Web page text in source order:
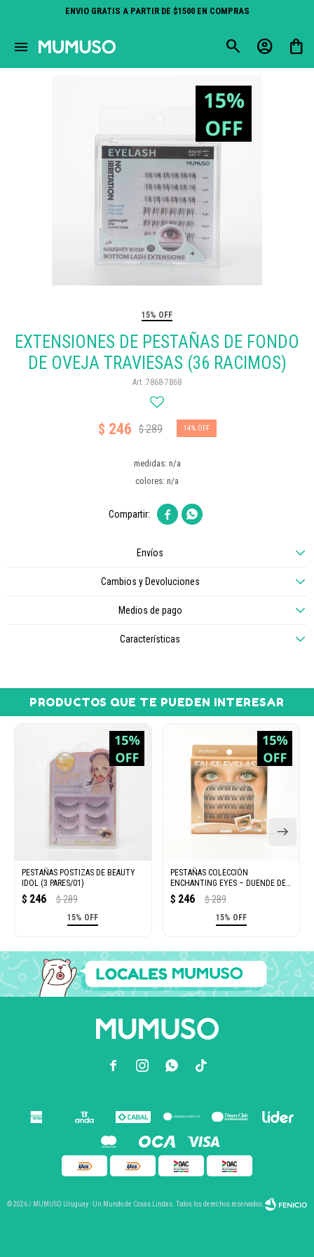
ENVIO GRATIS A PARTIR DE $1500 EN COMPRAS
menu
15% OFF
EXTENSIONES DE PESTAÑAS DE FONDO
DE OVEJA TRAVIESAS (36 RACIMOS)
7868-7868
$ 246 $289 14
medidas: n/a
colores: n/a
 
Envíos
Cambios y Devoluciones
Medios de pago
Características
PRODUCTOS QUE TE PUEDEN INTERESAR
PESTAÑAS POSTIZAS DE BEAUTY
IDOL (3 PARES/01)
$ 246 $ 289
15% OFF
PESTAÑAS COLECCIÓN
ENCHANTING EYES – DUENDE DEL
BOSQUE
$ 246 $ 289
15% OFF
  
© 2026 / MUMUSO Uruguay - Un Mundo de Cosas Lindas. Todos los derechos reservados.
close